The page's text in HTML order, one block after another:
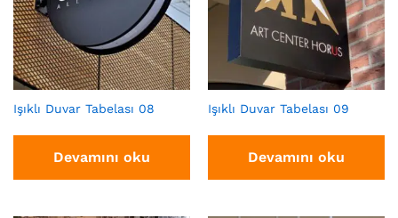
Işıklı Duvar Tabelası 08
Devamını oku
Işıklı Duvar Tabelası 09
Devamını oku